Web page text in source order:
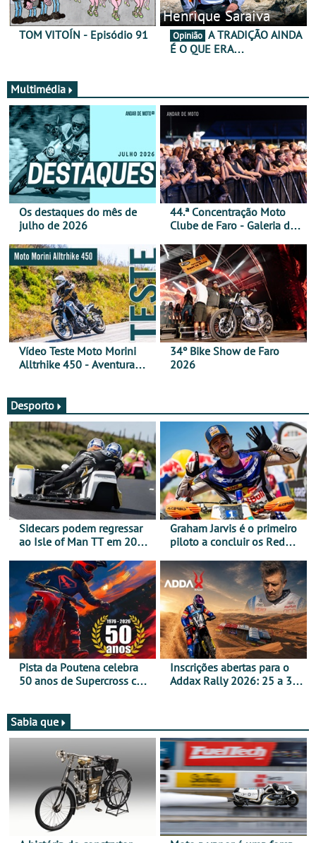
TOM VITOÍN - Episódio 91
Henrique Saraiva
Opinião
É O QUE ERA…
Multimédia
Os destaques do mês de
julho de 2026
44.ª Concentração Moto
Clube de Faro - Galeria de
Vídeo Teste Moto Morini
Alltrhike 450 - Aventura
34º Bike Show de Faro
2026
Desporto
Sidecars podem regressar
ao Isle of Man TT em 2027
Graham Jarvis é o primeiro
piloto a concluir os Red
moto elétrica
Pista da Poutena celebra
50 anos de Supercross com
Inscrições abertas para o
Addax Rally 2026: 25 a 30
Sabia que